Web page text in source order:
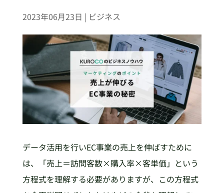
2023年06月23日 | ビジネス
データ活用を行いEC事業の売上を伸ばすために
は、「売上＝訪問客数×購入率×客単価」という
方程式を理解する必要がありますが、この方程式